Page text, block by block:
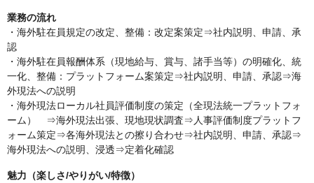
業務の流れ
・海外駐在員規定の改定、整備：改定案策定⇒社内説明、申請、承
認
・海外駐在員報酬体系（現地給与、賞与、諸手当等）の明確化、統
一化、整備：プラットフォーム案策定⇒社内説明、申請、承認⇒海
外現法への説明
・海外現法ローカル社員評価制度の策定（全現法統一プラットフォ
ーム） ⇒海外現法出張、現地現状調査⇒人事評価制度プラットフ
ォーム策定⇒各海外現法との擦り合わせ⇒社内説明、申請、承認⇒
海外現法への説明、浸透⇒定着化確認
魅力（楽しさ/やりがい/特徴）